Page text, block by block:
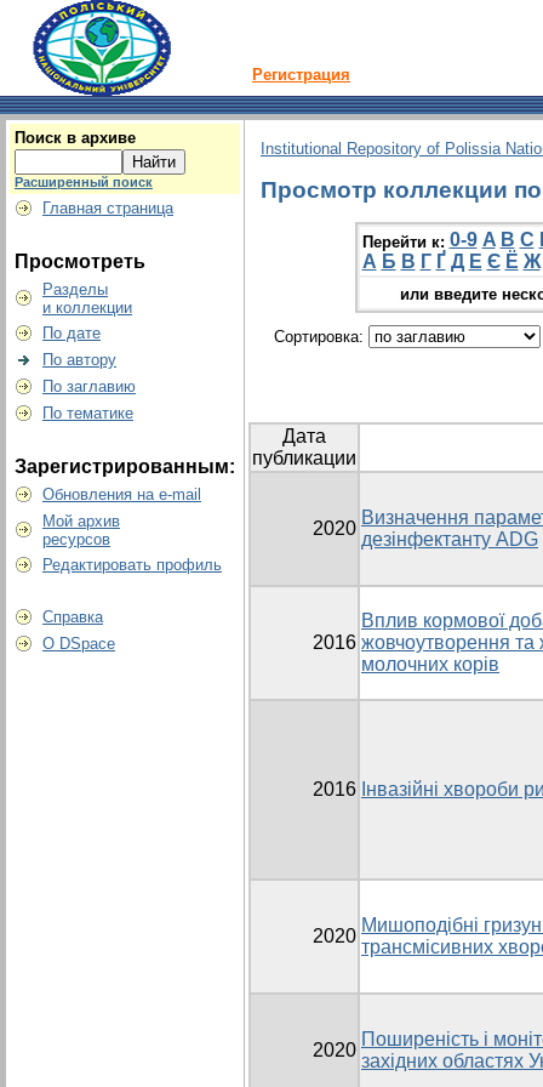
Регистрация
Поиск в архиве
Расширенный поиск
Главная страница
Просмотреть
Разделы
и коллекции
По дате
По автору
По заглавию
По тематике
Зарегистрированным:
Обновления на e-mail
Мой архив
ресурсов
Редактировать профиль
Справка
О DSpace
Institutional Repository of Polissia
Просмотр коллекции
Перейти к: 0-9 A B C
А Б В Г Ґ Д Е Є Ё Ж
или введите
Сортировка:
Дата
публикации
2020
Визначення
дезінфектанту ADG
2016
Вплив кормової
жовчоутворення та
молочних корів
2016 Інвазійні хвороби
2020
Мишоподібні
трансмісивних
2020
Поширеність і
західних областях